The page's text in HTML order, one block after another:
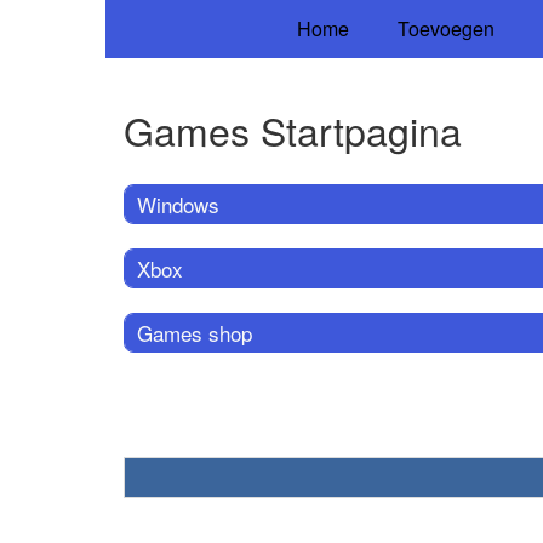
Home Toevoegen
Games Startpagina
Windows
Xbox
Games shop